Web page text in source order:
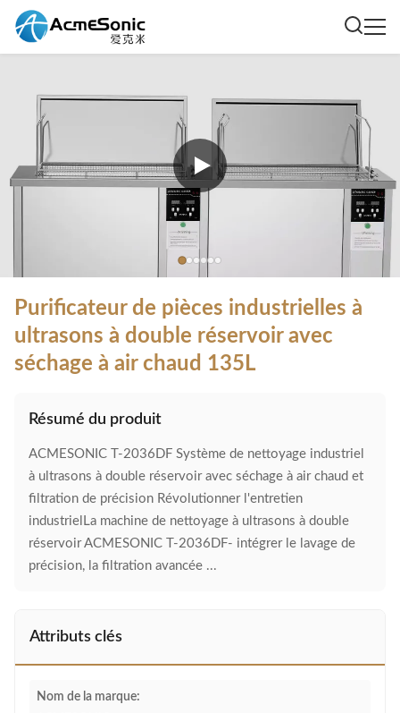
Purificateur de pièces industrielles à
ultrasons à double réservoir avec
séchage à air chaud 135L
Résumé du produit
ACMESONIC T-2036DF Système de nettoyage industriel
à ultrasons à double réservoir avec séchage à air chaud et
filtration de précision Révolutionner l'entretien
industrielLa machine de nettoyage à ultrasons à double
réservoir ACMESONIC T-2036DF- intégrer le lavage de
précision, la filtration avancée ...
Attributs clés
Nom de la marque: